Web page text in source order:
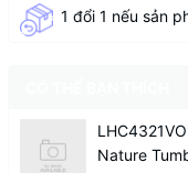
1 đổi 1 nếu sản
Nature